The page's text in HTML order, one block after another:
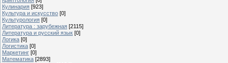
Кулинария [923]
Культура и искусство [0]
Культурология [0]
Литература : зарубежная [2115]
Литература и русский язык [0]
Логика [0]
Логистика [0]
Маркетинг [0]
Математика [2893]